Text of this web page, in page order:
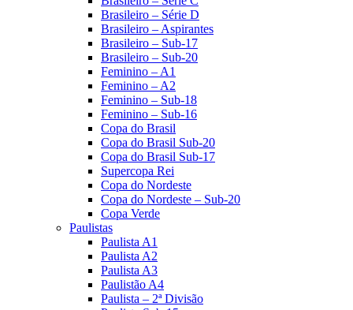
Brasileiro – Série D
Brasileiro – Aspirantes
Brasileiro – Sub-17
Brasileiro – Sub-20
Feminino – A1
Feminino – A2
Feminino – Sub-18
Feminino – Sub-16
Copa do Brasil
Copa do Brasil Sub-20
Copa do Brasil Sub-17
Supercopa Rei
Copa do Nordeste
Copa do Nordeste – Sub-20
Copa Verde
Paulistas
Paulista A1
Paulista A2
Paulista A3
Paulistão A4
Paulista – 2ª Divisão